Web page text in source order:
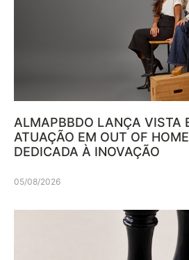
ALMAPBBDO LANÇA VISTA
ATUAÇÃO EM OUT OF
DEDICADA À INOVAÇÃO
05/08/2026